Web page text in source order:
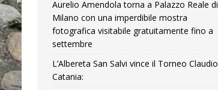
Aurelio Amendola torna a Palazzo Reale di
Milano con una imperdibile mostra
fotografica visitabile gratuitamente fino a
settembre
L’Albereta San Salvi vince il Torneo Claudio
Catania: